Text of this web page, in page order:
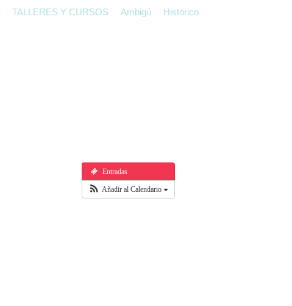
TALLERES Y CURSOS Ambigú Histórico
Entradas
Añadir al Calendario